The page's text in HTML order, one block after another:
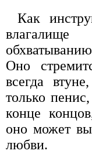
Как
Оно
всегда
только
конце
оно может
любви.